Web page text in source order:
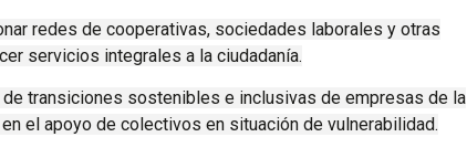
redes de cooperativas, sociedades laborales y otras
servicios integrales a la ciudadanía.
transiciones sostenibles e inclusivas de empresas de la
el apoyo de colectivos en situación de vulnerabilidad.